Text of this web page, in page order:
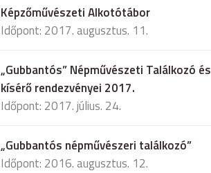
Képzőművészeti Alkotótábor
Időpont: 2017. augusztus. 11.
„Gubbantós” Népművészeti Találkozó és
kísérő rendezvényei 2017.
Időpont: 2017. július. 24.
„Gubbantós népművészeri találkozó”
Időpont: 2016. augusztus. 12.